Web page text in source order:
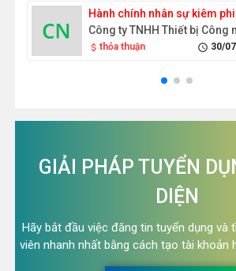
attach_money thỏa thuận schedule 30/07
GIẢI PHÁP TUYỂN
DIỆN
Hãy bắt đầu việc đăng tin tuyển dụng và
viên nhanh nhất bằng cách tạo tài khoản